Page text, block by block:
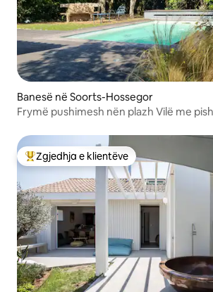
Banesë në Soorts-Hossegor
Frymë pushimesh nën plazh Vilë me
Më të mirat e zgjedhjeve të klientëve
Zgjedhja e klientëve